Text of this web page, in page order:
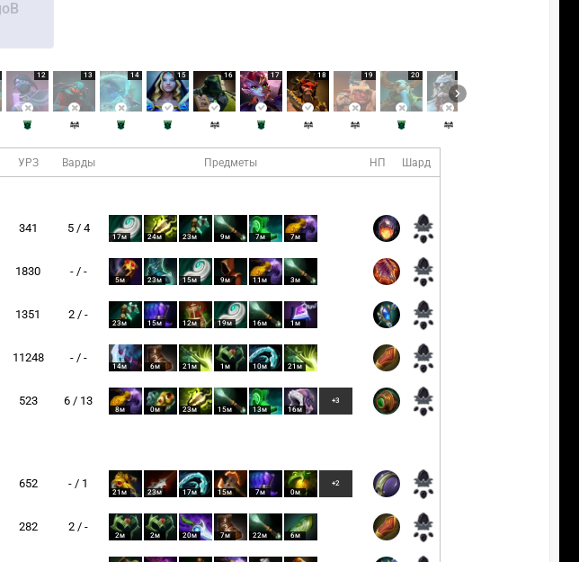
12 13 14 15 16 17 18 19 20
УРЗ Варды Предметы НП Шард
341 5 / 4
17м 24м 23м 9м 7м 7м
1830 - / -
5м 23м 15м 9м 11м 3м
1351 2 / -
23м 15м 12м 19м 16м 1м
11248 - / -
14м 6м 21м 1м 10м 21м
523 6 / 13
8м 0м 23м 15м 13м 16м
+3
652 - / 1
21м 23м 17м 15м 7м 0м
+2
282 2 / -
2м 2м 20м 7м 22м 6м